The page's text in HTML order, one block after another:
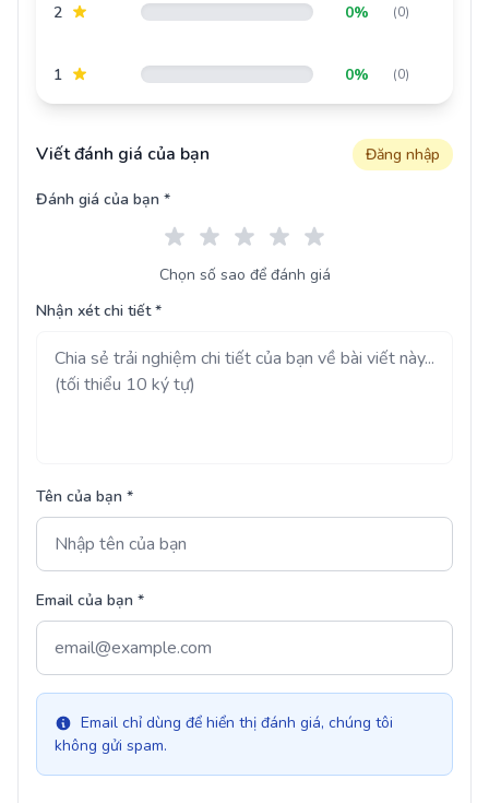
2 0% (0)
1 0% (0)
Viết đánh giá của bạn Đăng nhập
Đánh giá của bạn *
Chọn số sao để đánh giá
Nhận xét chi tiết *
Tên của bạn *
Email của bạn *
Email chỉ dùng để hiển thị đánh giá, chúng tôi
không gửi spam.